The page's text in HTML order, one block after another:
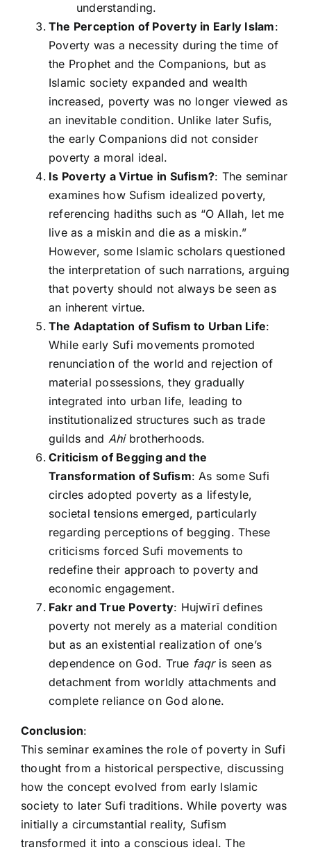
understanding.
The Perception of Poverty in Early Islam:
Poverty was a necessity during the time of
the Prophet and the Companions, but as
Islamic society expanded and wealth
increased, poverty was no longer viewed as
an inevitable condition. Unlike later Sufis,
the early Companions did not consider
poverty a moral ideal.
Is Poverty a Virtue in Sufism?: The seminar
examines how Sufism idealized poverty,
referencing hadiths such as “O Allah, let me
live as a miskin and die as a miskin.”
However, some Islamic scholars questioned
the interpretation of such narrations, arguing
that poverty should not always be seen as
an inherent virtue.
The Adaptation of Sufism to Urban Life:
While early Sufi movements promoted
renunciation of the world and rejection of
material possessions, they gradually
integrated into urban life, leading to
institutionalized structures such as trade
guilds and Ahibrotherhoods.
Criticism of Begging and the
Transformation of Sufism: As some Sufi
circles adopted poverty as a lifestyle,
societal tensions emerged, particularly
regarding perceptions of begging. These
criticisms forced Sufi movements to
redefine their approach to poverty and
economic engagement.
Fakr and True Poverty: Hujwīrī defines
poverty not merely as a material condition
but as an existential realization of one’s
dependence on God. True faqris seen as
detachment from worldly attachments and
complete reliance on God alone.
Conclusion:
This seminar examines the role of poverty in Sufi
thought from a historical perspective, discussing
how the concept evolved from early Islamic
society to later Sufi traditions. While poverty was
initially a circumstantial reality, Sufism
transformed it into a conscious ideal. The